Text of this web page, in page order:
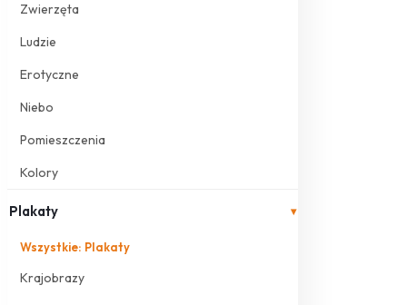
Zwierzęta
Ludzie
Erotyczne
Niebo
Pomieszczenia
Kolory
Plakaty ▾
Wszystkie: Plakaty
Krajobrazy